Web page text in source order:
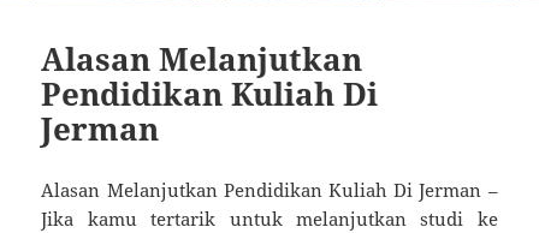
Alasan Melanjutkan
Pendidikan Kuliah Di
Jerman
Alasan Melanjutkan Pendidikan Kuliah Di Jerman –
Jika kamu tertarik untuk melanjutkan studi ke